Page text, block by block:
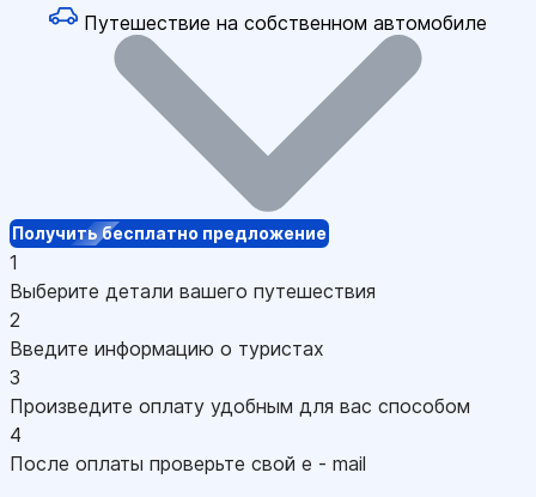
Путешествие на собственном автомобиле
Получить бесплатно предложение
1
Выберите детали вашего путешествия
2
Введите информацию о туристах
3
Произведите оплату удобным для вас способом
4
После оплаты проверьте свой e - mail